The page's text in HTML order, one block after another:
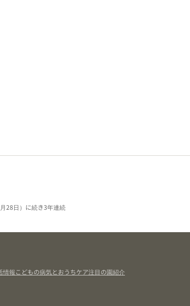
28日）に続き3年連続
情報こどもの病気とおうちケア注目の園紹介